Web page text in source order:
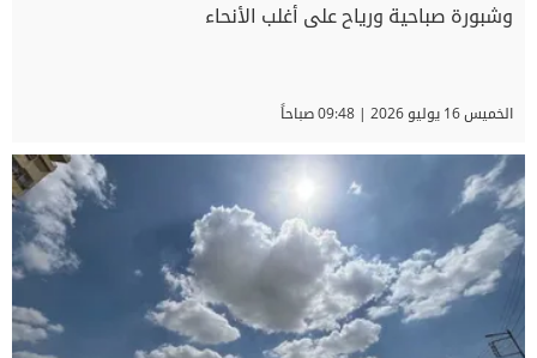
وشبورة صباحية ورياح على أغلب الأنحاء
الخميس 16 يوليو 2026 | 09:48 صباحاً